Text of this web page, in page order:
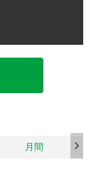
月間